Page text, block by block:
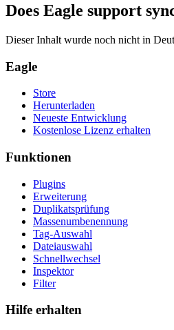
Does Eagle support
Dieser Inhalt wurde noch nicht in
Eagle
Store
Herunterladen
Neueste Entwicklung
Kostenlose Lizenz erhalten
Funktionen
Plugins
Erweiterung
Duplikatsprüfung
Massenumbenennung
Tag-Auswahl
Dateiauswahl
Schnellwechsel
Inspektor
Filter
Hilfe erhalten